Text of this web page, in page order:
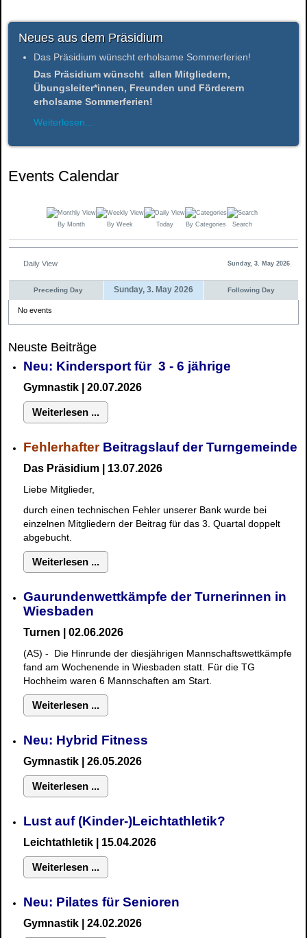
Neues aus dem Präsidium
Das Präsidium wünscht erholsame Sommerferien!
Das Präsidium wünscht allen Mitgliedern,
Übungsleiter*innen, Freunden und Förderern
erholsame Sommerferien!
Weiterlesen...
Events Calendar
By Month By Week Today By Categories Search
Daily View Sunday, 3. May 2026
Preceding Day Sunday, 3. May 2026 Following Day
No events
Neuste Beiträge
Neu: Kindersport für 3 - 6 jährige
Gymnastik | 20.07.2026
Weiterlesen ...
FehlerhafterBeitragslauf der Turngemeinde
Das Präsidium | 13.07.2026
Liebe Mitglieder,
durch einen technischen Fehler unserer Bank wurde bei
einzelnen Mitgliedern der Beitrag für das 3. Quartal doppelt
abgebucht.
Weiterlesen ...
Gaurundenwettkämpfe der Turnerinnen in
Wiesbaden
Turnen | 02.06.2026
(AS) - Die Hinrunde der diesjährigen Mannschaftswettkämpfe
fand am Wochenende in Wiesbaden statt. Für die TG
Hochheim waren 6 Mannschaften am Start.
Weiterlesen ...
Neu: Hybrid Fitness
Gymnastik | 26.05.2026
Weiterlesen ...
Lust auf (Kinder-)Leichtathletik?
Leichtathletik | 15.04.2026
Weiterlesen ...
Neu: Pilates für Senioren
Gymnastik | 24.02.2026